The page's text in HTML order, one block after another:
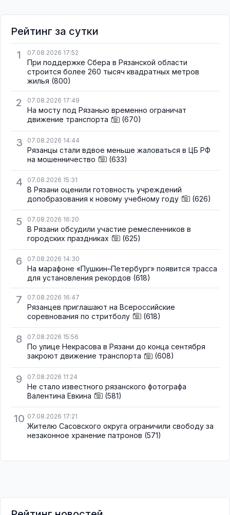
Рейтинг за сутки
1
07.08.2026 17:52
При поддержке Сбера в Рязанской области
строится более 260 тысяч квадратных метров
жилья (800)
2 07.08.2026 17:49
На мосту под Рязанью временно ограничат
движение транспорта
(670)
3 07.08.2026 14:44
Рязанцы стали вдвое меньше жаловаться в ЦБ РФ
на мошенничество
(633)
4 07.08.2026 15:31
В Рязани оценили готовность учреждений
допобразования к новому учебному году
(626)
5 07.08.2026 16:20
В Рязани обсудили участие ремесленников в
городских праздниках
(625)
6 07.08.2026 14:30
На марафоне «Пушкин–Петербург» появится трасса
для установления рекордов (618)
7 07.08.2026 16:47
Рязанцев приглашают на Всероссийские
соревнования по стритболу
(618)
8 07.08.2026 15:56
По улице Некрасова в Рязани до конца сентября
закроют движение транспорта
(608)
9 07.08.2026 11:24
Не стало известного рязанского фотографа
Валентина Евкина
(581)
10 07.08.2026 17:21
Жителю Сасовского округа ограничили свободу за
незаконное хранение патронов (571)